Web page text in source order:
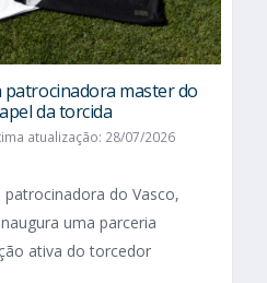
master do
da torcida
atualização: 28/07/2026
do Vasco,
uma parceria
ativa do torcedor